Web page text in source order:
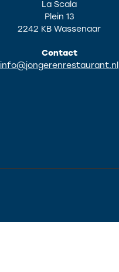
La Scala
Plein 13
2242 KB Wassenaar
Contact
info@jongerenrestaurant.nl